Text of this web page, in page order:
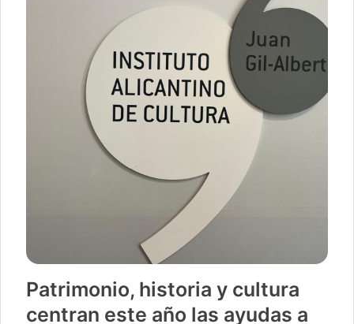
Patrimonio, historia y cultura
centran este año las ayudas a